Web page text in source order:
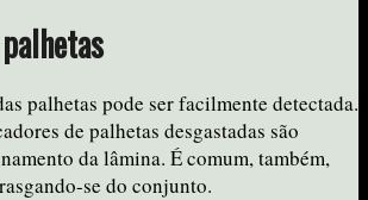
palhetas pode ser facilmente detectada.
de palhetas desgastadas são
da lâmina. É comum, também,
se do conjunto.